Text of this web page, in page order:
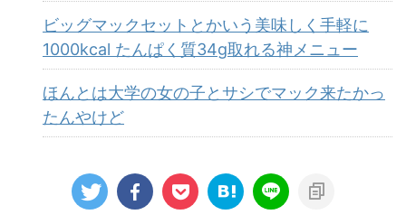
ビッグマックセットとかいう美味しく手軽に
1000kcal たんぱく質34g取れる神メニュー
ほんとは大学の女の子とサシでマック来たかっ
たんやけど